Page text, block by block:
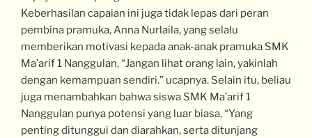
Keberhasilan capaian ini juga tidak lepas dari peran
pembina pramuka, Anna Nurlaila, yang selalu
memberikan motivasi kepada anak-anak pramuka SMK
Ma’arif 1 Nanggulan, “Jangan lihat orang lain, yakinlah
dengan kemampuan sendiri.” ucapnya. Selain itu, beliau
juga menambahkan bahwa siswa SMK Ma’arif 1
Nanggulan punya potensi yang luar biasa, “Yang
penting ditunggui dan diarahkan, serta ditunjang